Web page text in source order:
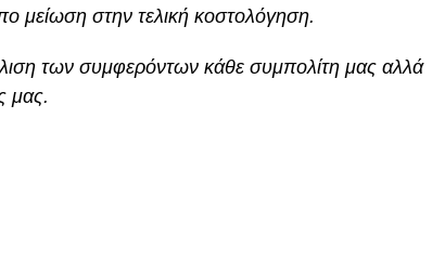
μείωση στην τελική κοστολόγηση.
των συμφερόντων κάθε συμπολίτη μας αλλά
μας.